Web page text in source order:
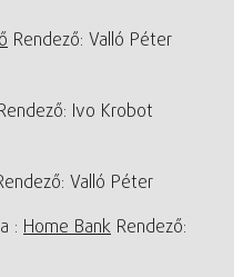
Rendező: Valló Péter
Ivo Krobot
Valló Péter
: Home Bank Rendező: